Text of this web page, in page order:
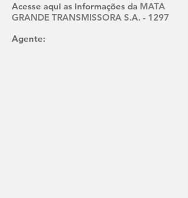
Acesse aqui as informações da MATA
GRANDE TRANSMISSORA S.A. - 1297
Agente: